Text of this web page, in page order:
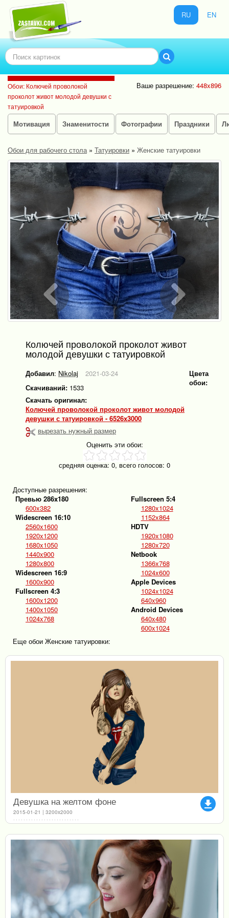
RU EN
Обои: Колючей проволокой
проколот живот молодой девушки с
татуировкой
Ваше разрешение: 448x896
Мотивация Знаменитости Фотографии Праздники
Обои для рабочего стола» Татуировки » Женские татуировки
Колючей проволокой проколот живот
молодой девушки с татуировкой
Добавил: Nikolaj
2021-03-24
Скачиваний: 1533
Скачать оригинал:
Колючей проволокой проколот живот молодой
девушки с татуировкой - 6526x3000
вырезать нужный размер
Цвета
обои:
Оценить эти обои:
средняя оценка: 0, всего голосов: 0
Доступные разрешения:
Превью 286x180
600x382
Widescreen 16:10
2560x1600
1920x1200
1680x1050
1440x900
1280x800
Widescreen 16:9
1600x900
Fullscreen 4:3
1600x1200
1400x1050
1024x768
Fullscreen 5:4
1280x1024
1152x864
HDTV
1920x1080
1280x720
Netbook
1366x768
1024x600
Apple Devices
1024x1024
640x960
Android Devices
640x480
600x1024
Еще обои Женские татуировки:
file_download
Девушка на желтом фоне
2015-01-21 | 3200x2000